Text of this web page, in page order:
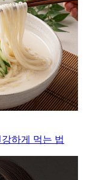
하게 먹는 법